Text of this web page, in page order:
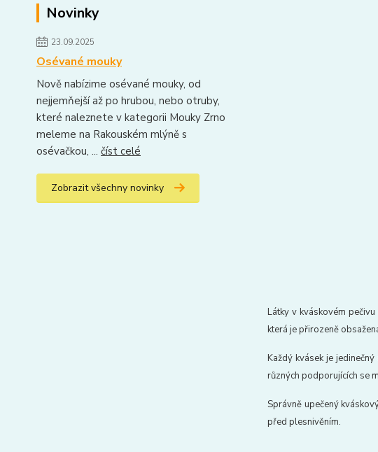
Novinky
23.09.2025
Osévané mouky
Nově nabízime osévané mouky, od
nejjemňejší až po hrubou, nebo otruby,
které naleznete v kategorii Mouky Zrno
meleme na Rakouském mlýně s
osévačkou, ... číst celé
Zobrazit všechny novinky
Látky v kváskovém
která je přirozeně
Každý kvásek je
různých podporujících se
Správně upečený
před plesnivěním.